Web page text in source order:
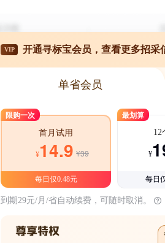
VIP 开通寻标宝会员，查看更多招采
单省会员
限购一次
首月试用
¥14.9 ¥39
每日仅0.48元
最划算
12
¥
每日
到期29元/月/省自动续费，可随时取消。